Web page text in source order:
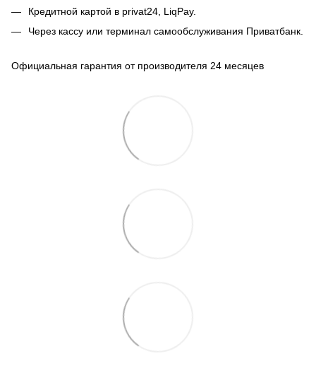
Кредитной картой в privat24, LiqPay.
Через кассу или терминал самообслуживания Приватбанк.
Официальная гарантия от производителя 24 месяцев